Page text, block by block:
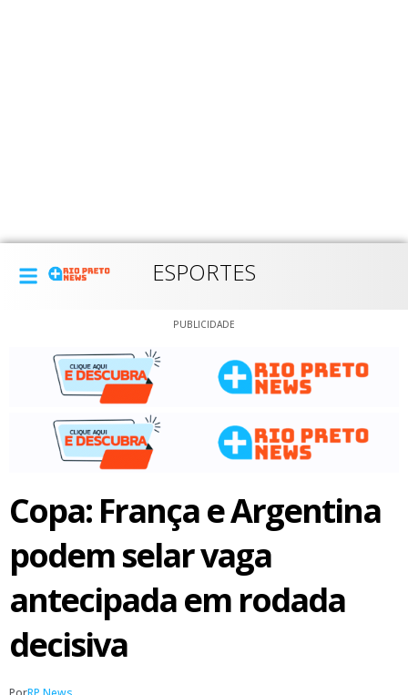
ESPORTES
PUBLICIDADE
Copa: França e Argentina
podem selar vaga
antecipada em rodada
decisiva